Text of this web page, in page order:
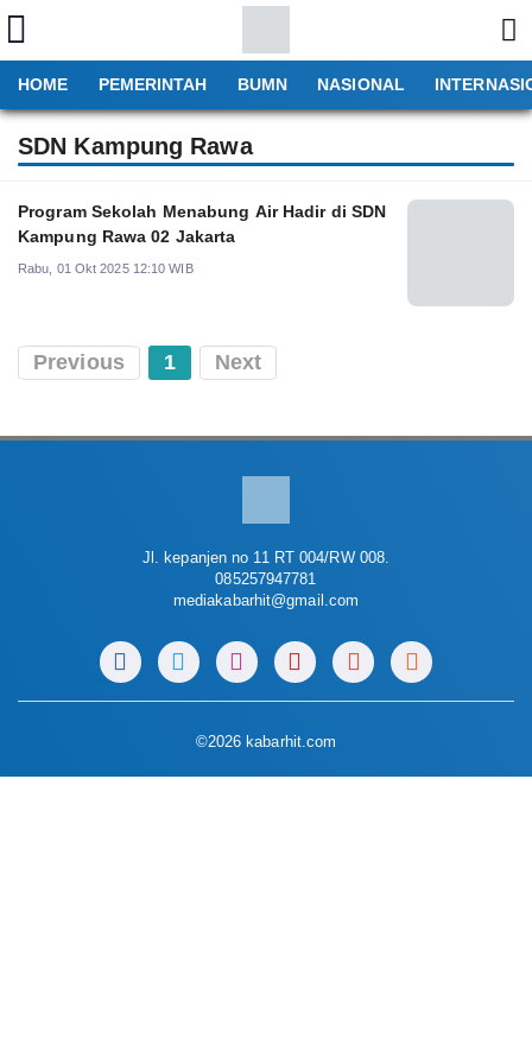
HOME PEMERINTAH BUMN NASIONAL
SDN Kampung Rawa
Program Sekolah Menabung Air Hadir di SDN
Kampung Rawa 02 Jakarta
Rabu, 01 Okt 2025 12:10 WIB
Previous 1 Next
Jl. kepanjen no 11 RT 004/RW 008.
085257947781
mediakabarhit@gmail.com
©2026 kabarhit.com